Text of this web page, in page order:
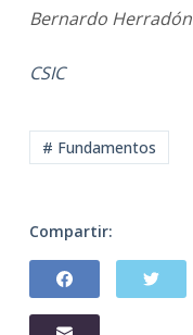
Bernardo Herradón
CSIC
# Fundamentos
Compartir: